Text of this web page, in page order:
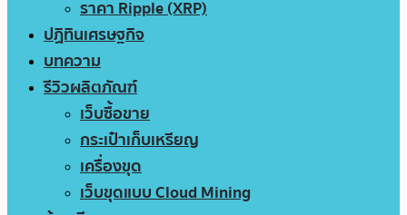
ราคา Ripple (XRP)
ปฏิทินเศรษฐกิจ
บทความ
รีวิวผลิตภัณฑ์
เว็บซื้อขาย
กระเป๋าเก็บเหรียญ
เครื่องขุด
เว็บขุดแบบ Cloud Mining